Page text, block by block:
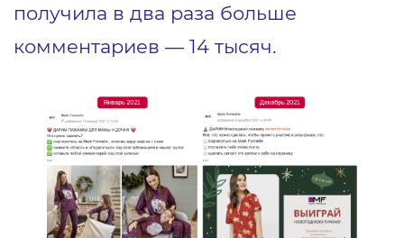
получила в два раза больше
комментариев ― 14 тысяч.